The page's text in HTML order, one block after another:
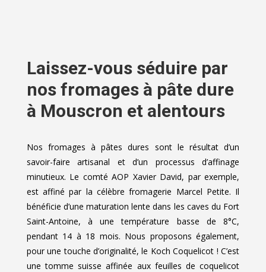
Laissez-vous séduire par
nos fromages à pâte dure
à Mouscron et alentours
Nos fromages à pâtes dures sont le résultat d’un
savoir-faire artisanal et d’un processus d’affinage
minutieux. Le comté AOP Xavier David, par exemple,
est affiné par la célèbre fromagerie Marcel Petite. Il
bénéficie d’une maturation lente dans les caves du Fort
Saint-Antoine, à une température basse de 8°C,
pendant 14 à 18 mois. Nous proposons également,
pour une touche d’originalité, le Koch Coquelicot ! C’est
une tomme suisse affinée aux feuilles de coquelicot